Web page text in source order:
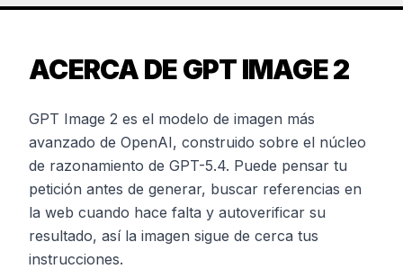
ACERCA DE GPT IMAGE 2
GPT Image 2 es el modelo de imagen más
avanzado de OpenAI, construido sobre el núcleo
de razonamiento de GPT-5.4. Puede pensar tu
petición antes de generar, buscar referencias en
la web cuando hace falta y autoverificar su
resultado, así la imagen sigue de cerca tus
instrucciones.